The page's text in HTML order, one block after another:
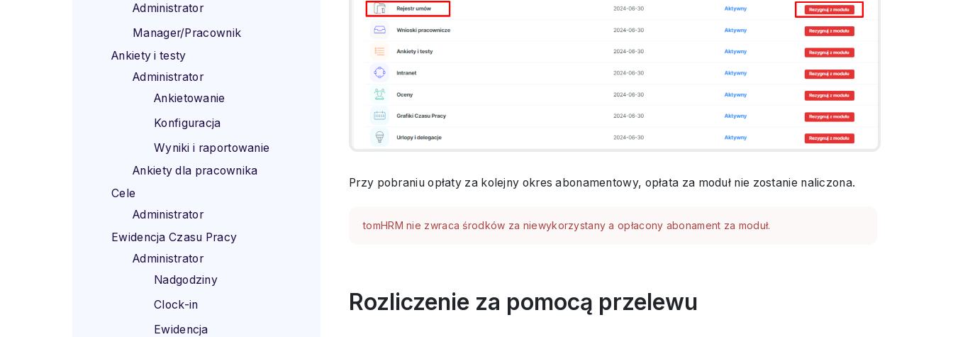
Administrator
Manager/Pracownik
Ankiety i testy
Administrator
Ankietowanie
Konfiguracja
Wyniki i raportowanie
Ankiety dla pracownika
Cele
Administrator
Ewidencja Czasu Pracy
Administrator
Nadgodziny
Clock-in
Ewidencja
Przy pobraniu opłaty za kolejny okres abonamentowy, opłata za moduł nie zostanie naliczona.
tomHRM nie zwraca środków za niewykorzystany a opłacony abonament za moduł.
Rozliczenie za pomocą przelewu